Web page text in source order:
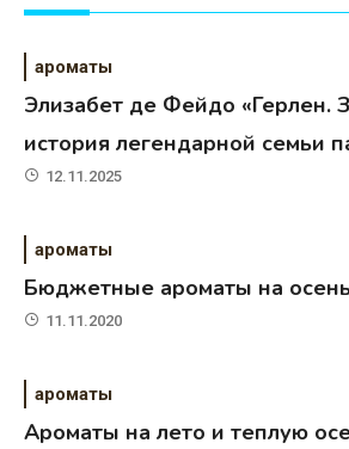
ароматы
Элизабет де Фейдо «Герлен.
история легендарной семьи
12.11.2025
ароматы
Бюджетные ароматы на
11.11.2020
ароматы
Ароматы на лето и теплую